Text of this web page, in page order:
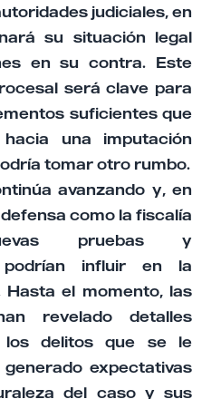
judiciales, en
su situación legal
en su contra. Este
será clave para
suficientes que
una imputación
tomar otro rumbo.
avanzando y, en
como la fiscalía
pruebas y
podrían influir en la
Hasta el momento, las
revelado detalles
los delitos que se le
expectativas
del caso y sus